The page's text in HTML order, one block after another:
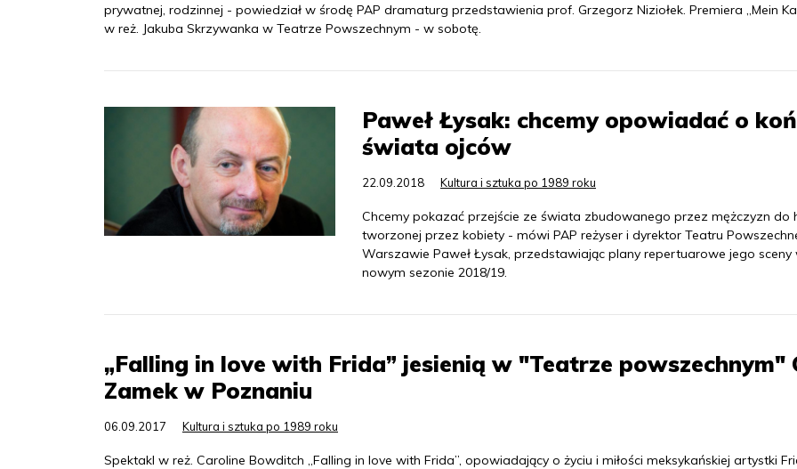
prywatnej, rodzinnej - powiedział w środę PAP dramaturg przedstawienia prof. Grzegorz Niziołek. Premiera „Mein
w reż. Jakuba Skrzywanka w Teatrze Powszechnym - w sobotę.
Paweł Łysak: chcemy opowiadać o
świata ojców
22.09.2018 Kultura i sztuka po 1989 roku
Chcemy pokazać przejście ze świata zbudowanego przez mężczyzn do
tworzonej przez kobiety - mówi PAP reżyser i dyrektor Teatru
Warszawie Paweł Łysak, przedstawiając plany repertuarowe jego sceny
nowym sezonie 2018/19.
„Falling in love with Frida” jesienią w "Teatrze powszechnym"
Zamek w Poznaniu
06.09.2017 Kultura i sztuka po 1989 roku
Spektakl w reż. Caroline Bowditch „Falling in love with Frida”, opowiadający o życiu i miłości meksykańskiej artystki